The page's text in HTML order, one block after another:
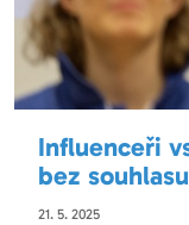
Influenceři
bez
21. 5. 2025